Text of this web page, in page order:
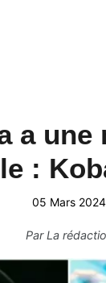
a une
:
05 Mars 2024
ParLa